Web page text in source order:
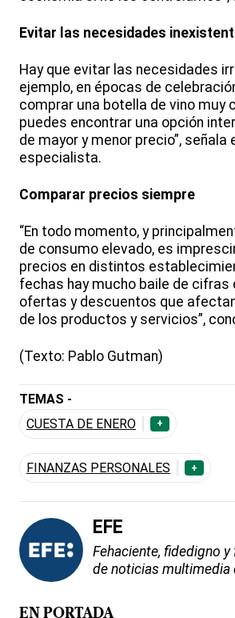
Evitar las necesidades
Hay que evitar las necesidades
ejemplo, en épocas de
comprar una botella de vino muy
puedes encontrar una opción
de mayor y menor precio”, señala
especialista.
Comparar precios siempre
“En todo momento, y
de consumo elevado, es
precios en distintos
fechas hay mucho baile de cifras
ofertas y descuentos que
de los productos y servicios”,
(Texto: Pablo Gutman)
TEMAS -
CUESTA DE ENERO
+
FINANZAS PERSONALES +
EFE
Fehaciente, fidedigno
de noticias multimedia
EN PORTADA